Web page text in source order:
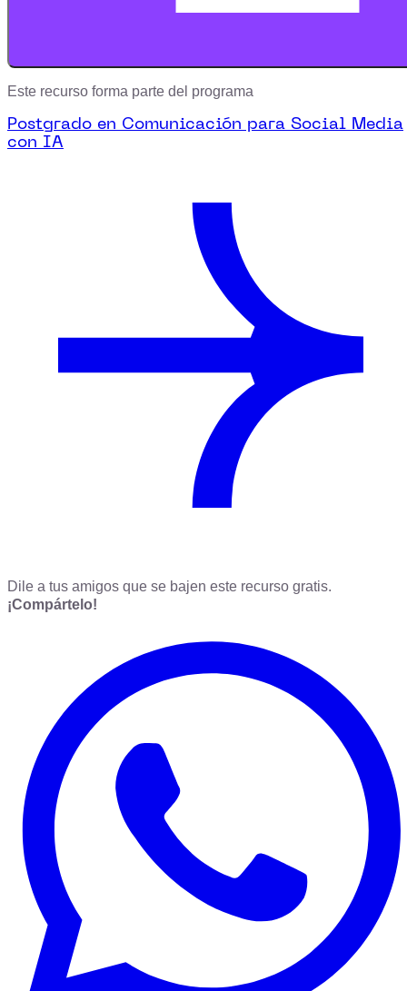
Este recurso forma parte del programa
Postgrado en Comunicación para Social Media
con IA
Dile a tus amigos que se bajen este recurso gratis.
¡Compártelo!